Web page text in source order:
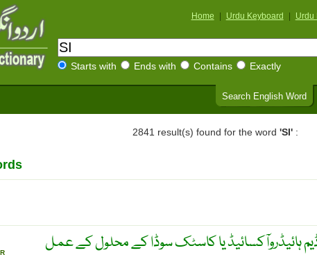
Home Urdu Keyboard Urdu
Starts with Ends with Contains Exactly
Search English Word
2841 result(s) found for the word 'SI' :
R
ہائیڈروآکسائیڈ یا کاسٹک سوڈا کے محلول کے عمل